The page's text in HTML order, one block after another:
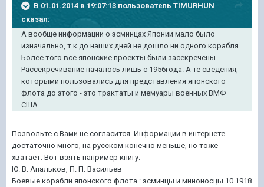
В 01.01.2014 в 19:07:13 пользователь TIMURHUN
сказал:
А вообще информации о эсминцах Японии мало было
изначально, т к до наших дней не дошло ни одного корабля.
Более того все японские проекты были засекречены.
Рассекречивание началось лишь с 1956года. А те сведения,
которыми пользовались для представления японского
флота до этого - это трактаты и мемуары военных ВМФ
США.
Позвольте с Вами не согласится. Информации в интернете
достаточно много, на русском конечно меньше, но тоже
хватает. Вот взять например книгу:
Ю. В. Апальков, П. П. Васильев
Боевые корабли японского флота : эсминцы и миноносцы 10.1918